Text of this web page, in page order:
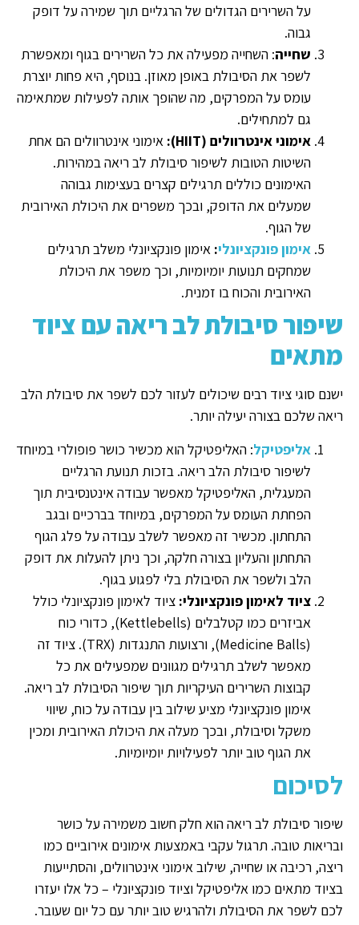
על השרירים הגדולים של הרגליים תוך שמירה על דופק
גבוה.
שחייה: השחייה מפעילה את כל השרירים בגוף ומאפשרת
לשפר את הסיבולת באופן מאוזן. בנוסף, היא פחות יוצרת
עומס על המפרקים, מה שהופך אותה לפעילות שמתאימה
גם למתחילים.
אימוני אינטרוולים (HIIT):
אימוני אינטרוולים הם אחת
השיטות הטובות לשיפור סיבולת לב ריאה במהירות.
האימונים כוללים תרגילים קצרים בעצימות גבוהה
שמעלים את הדופק, ובכך משפרים את היכולת האירובית
של הגוף.
אימון פונקציונלי: אימון פונקציונלי משלב תרגילים
שמחקים תנועות יומיומיות, וכך משפר את היכולת
האירובית והכוח בו זמנית.
שיפור סיבולת לב ריאה עם ציוד
מתאים
ישנם סוגי ציוד רבים שיכולים לעזור לכם לשפר את סיבולת הלב
ריאה שלכם בצורה יעילה יותר.
אליפטיקל: האליפטיקל הוא מכשיר כושר פופולרי במיוחד
לשיפור סיבולת הלב ריאה. בזכות תנועת הרגליים
המעגלית, האליפטיקל מאפשר עבודה אינטנסיבית תוך
הפחתת העומס על המפרקים, במיוחד בברכיים ובגב
התחתון. מכשיר זה מאפשר לשלב עבודה על פלג הגוף
התחתון והעליון בצורה חלקה, וכך ניתן להעלות את דופק
הלב ולשפר את הסיבולת בלי לפגוע בגוף.
ציוד לאימון פונקציונלי: ציוד לאימון פונקציונלי כולל
אביזרים כמו קטלבלים (Kettlebells), כדורי כוח
(Medicine Balls), ורצועות התנגדות (TRX). ציוד זה
מאפשר לשלב תרגילים מגוונים שמפעילים את כל
קבוצות השרירים העיקריות תוך שיפור הסיבולת לב ריאה.
אימון פונקציונלי מציע שילוב בין עבודה על כוח, שיווי
משקל וסיבולת, ובכך מעלה את היכולת האירובית ומכין
את הגוף טוב יותר לפעילויות יומיומיות.
לסיכום
שיפור סיבולת לב ריאה הוא חלק חשוב משמירה על כושר
ובריאות טובה. תרגול עקבי באמצעות אימונים אירוביים כמו
ריצה, רכיבה או שחייה, שילוב אימוני אינטרוולים, והסתייעות
בציוד מתאים כמו אליפטיקל וציוד פונקציונלי – כל אלו יעזרו
לכם לשפר את הסיבולת ולהרגיש טוב יותר עם כל יום שעובר.